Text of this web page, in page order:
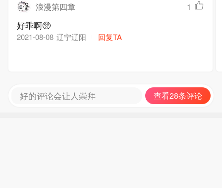
浪漫第四章 1
好乖啊🥺
2021-08-08 辽宁辽阳 回复TA
好的评论会让人崇拜 查看28条评论